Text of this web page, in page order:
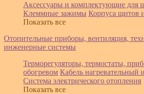
Аксессуары и комплектующие для
Клеммные зажимы Корпуса щитов
Показать все
Отопительные приборы, вентиляция,
инженерные системы
Терморегуляторы, термостаты,
обогревом Кабель нагревательный
Система электрического отопления
Показать все